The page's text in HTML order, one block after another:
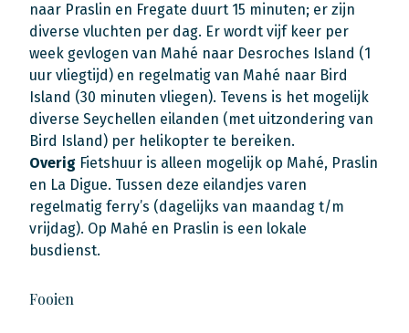
naar Praslin en Fregate duurt 15 minuten; er zijn
diverse vluchten per dag. Er wordt vijf keer per
week gevlogen van Mahé naar Desroches Island (1
uur vliegtijd) en regelmatig van Mahé naar Bird
Island (30 minuten vliegen). Tevens is het mogelijk
diverse Seychellen eilanden (met uitzondering van
Bird Island) per helikopter te bereiken.
Overig Fietshuur is alleen mogelijk op Mahé, Praslin
en La Digue. Tussen deze eilandjes varen
regelmatig ferry’s (dagelijks van maandag t/m
vrijdag). Op Mahé en Praslin is een lokale
busdienst.
Fooien